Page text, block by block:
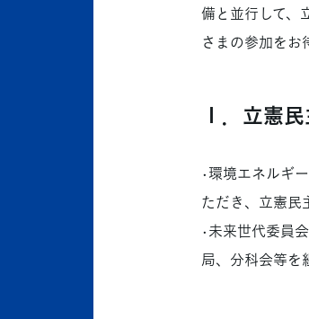
備と並行して、
さまの参加をお
１．立憲
•環境エネルギ
ただき、立憲民
•未来世代委員
局、分科会等を